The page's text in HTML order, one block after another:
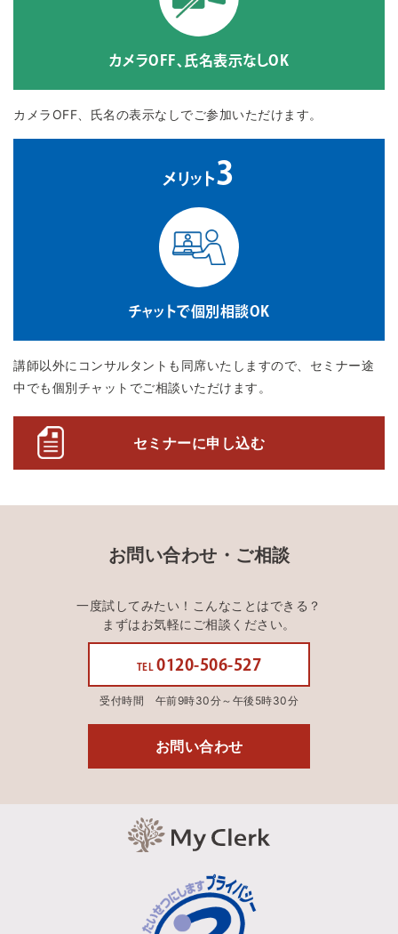
カメラOFF、氏名表示なしOK
カメラOFF、氏名の表示なしでご参加いただけます。
メリット 3
チャットで個別相談OK
講師以外にコンサルタントも同席いたしますので、セミナー途
中でも個別チャットでご相談いただけます。
セミナーに申し込む
お問い合わせ・ご相談
一度試してみたい！こんなことはできる？
まずはお気軽にご相談ください。
TEL 0120-506-527
受付時間 午前9時30分～午後5時30分
お問い合わせ